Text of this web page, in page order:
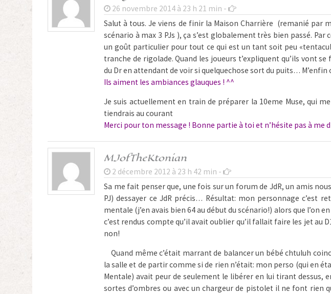
26 novembre 2014 à 23 h 21 min -
Salut à tous. Je viens de finir la Maison Charrière (remanié par
scénario à max 3 PJs ), ça s’est globalement très bien passé. Par
un goût particulier pour tout ce qui est un tant soit peu
tranche de rigolade. Quand les joueurs t’expliquent qu’ils vont
du Dr en attendant de voir si quelquechose sort du puits… M’enfin
Ils aiment les ambiances glauques ! ^^
Je suis actuellement en train de préparer la 10eme Muse, qui me
tiendrais au courant
Merci pour ton message ! Bonne partie à toi et n’hésite pas à me
MJofTheKtonian
2 décembre 2012 à 23 h 42 min -
Sa me fait penser que, une fois sur un forum de JdR, un amis
PJ) dessayer ce JdR précis… Résultat: mon personnage c’est
mentale (j’en avais bien 64 au début du scénario!) alors que l’on
c’est rendus compte qu’il avait oublier qu’il fallait faire les jet au
non!
Quand même c’était marrant de balancer un bébé chtuluh
la salle et de partir comme si de rien n’était: mon perso (qui en
Mentale) avait peur de seulement le libérer en lui tirant dessus,
sortes d’ombres ou avec un chargeur de pistolet il ne font rien